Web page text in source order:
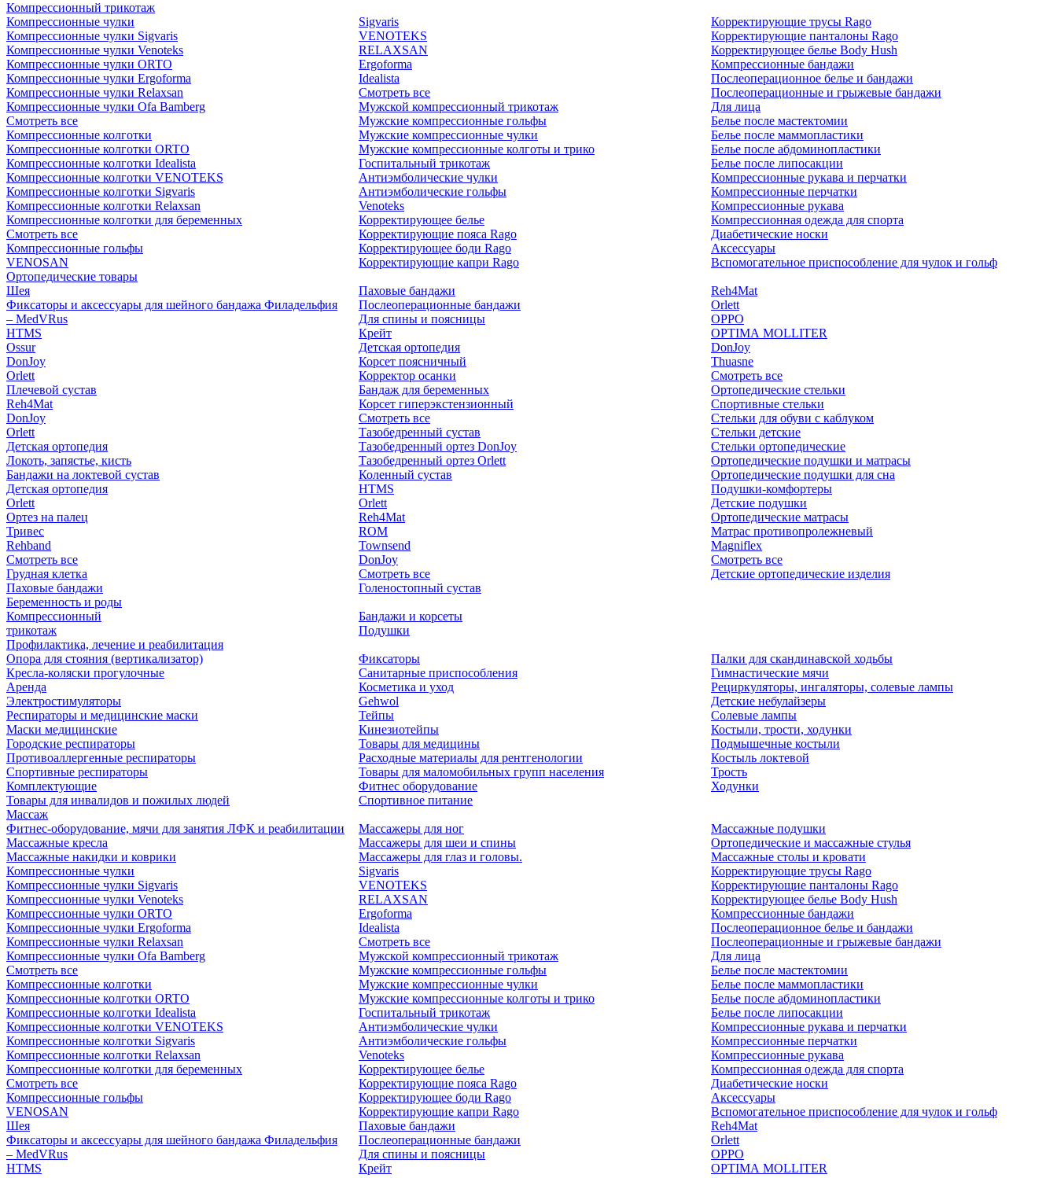
Компрессионный трикотаж
Компрессионные чулки
Компрессионные чулки Sigvaris
Компрессионные чулки Venoteks
Компрессионные чулки ORTO
Компрессионные чулки Ergoforma
Компрессионные чулки Relaxsan
Компрессионные чулки Ofa Bamberg
Смотреть все
Компрессионные колготки
Компрессионные колготки ORTO
Компрессионные колготки Idealista
Компрессионные колготки VENOTEKS
Компрессионные колготки Sigvaris
Компрессионные колготки Relaxsan
Компрессионные колготки для беременных
Смотреть все
Компрессионные гольфы
VENOSAN
Sigvaris
VENOTEKS
RELAXSAN
Ergoforma
Idealista
Смотреть все
Мужской компрессионный трикотаж
Мужские компрессионные гольфы
Мужские компрессионные чулки
Мужские компрессионные колготы и трико
Госпитальный трикотаж
Антиэмболические чулки
Антиэмболические гольфы
Venoteks
Корректирующее белье
Корректирующие пояса Rago
Корректирующее боди Rago
Корректирующие капри Rago
Корректирующие трусы Rago
Корректирующие панталоны Rago
Корректирующее белье Body Hush
Компрессионные бандажи
Послеоперационное белье и бандажи
Послеоперационные и грыжевые бандажи
Для лица
Белье после мастектомии
Белье после маммопластики
Белье после абдоминопластики
Белье после липосакции
Компрессионные рукава и перчатки
Компрессионные перчатки
Компрессионные рукава
Компрессионная одежда для спорта
Диабетические носки
Аксессуары
Вспомогательное приспособление для чулок и гольф
Ортопедические товары
Шея
Фиксаторы и аксессуары для шейного бандажа Филадельфия
– MedVRus
HTMS
Ossur
DonJoy
Orlett
Плечевой сустав
Reh4Mat
DonJoy
Orlett
Детская ортопедия
Локоть, запястье, кисть
Бандажи на локтевой сустав
Детская ортопедия
Orlett
Ортез на палец
Тривес
Rehband
Смотреть все
Грудная клетка
Паховые бандажи
Паховые бандажи
Послеоперационные бандажи
Для спины и поясницы
Крейт
Детская ортопедия
Корсет поясничный
Корректор осанки
Бандаж для беременных
Корсет гиперэкстензионный
Смотреть все
Тазобедренный сустав
Тазобедренный ортез DonJoy
Тазобедренный ортез Orlett
Коленный сустав
HTMS
Orlett
Reh4Mat
ROM
Townsend
DonJoy
Смотреть все
Голеностопный сустав
Reh4Mat
Orlett
OPPO
OPTIMA MOLLITER
DonJoy
Thuasne
Смотреть все
Ортопедические стельки
Спортивные стельки
Стельки для обуви с каблуком
Стельки детские
Стельки ортопедические
Ортопедические подушки и матрасы
Ортопедические подушки для сна
Подушки-комфортеры
Детские подушки
Ортопедические матрасы
Матрас противопролежневый
Magniflex
Смотреть все
Детские ортопедические изделия
Беременность и роды
Компрессионный
трикотаж
Бандажи и корсеты
Подушки
Профилактика, лечение и реабилитация
Опора для стояния (вертикализатор)
Кресла-коляски прогулочные
Аренда
Электростимуляторы
Респираторы и медицинские маски
Маски медицинские
Городские респираторы
Противоаллергенные респираторы
Спортивные респираторы
Комплектующие
Товары для инвалидов и пожилых людей
Фиксаторы
Санитарные приспособления
Косметика и уход
Gehwol
Тейпы
Кинезиотейпы
Товары для медицины
Расходные материалы для рентгенологии
Товары для маломобильных групп населения
Фитнес оборудование
Спортивное питание
Палки для скандинавской ходьбы
Гимнастические мячи
Рециркуляторы, ингаляторы, солевые лампы
Детские небулайзеры
Солевые лампы
Костыли, трости, ходунки
Подмышечные костыли
Костыль локтевой
Трость
Ходунки
Массаж
Фитнес-оборудование, мячи для занятия ЛФК и реабилитации
Массажные кресла
Массажные накидки и коврики
Массажеры для ног
Массажеры для шеи и спины
Массажеры для глаз и головы.
Массажные подушки
Ортопедические и массажные стулья
Массажные столы и кровати
Компрессионные чулки
Компрессионные чулки Sigvaris
Компрессионные чулки Venoteks
Компрессионные чулки ORTO
Компрессионные чулки Ergoforma
Компрессионные чулки Relaxsan
Компрессионные чулки Ofa Bamberg
Смотреть все
Компрессионные колготки
Компрессионные колготки ORTO
Компрессионные колготки Idealista
Компрессионные колготки VENOTEKS
Компрессионные колготки Sigvaris
Компрессионные колготки Relaxsan
Компрессионные колготки для беременных
Смотреть все
Компрессионные гольфы
VENOSAN
Sigvaris
VENOTEKS
RELAXSAN
Ergoforma
Idealista
Смотреть все
Мужской компрессионный трикотаж
Мужские компрессионные гольфы
Мужские компрессионные чулки
Мужские компрессионные колготы и трико
Госпитальный трикотаж
Антиэмболические чулки
Антиэмболические гольфы
Venoteks
Корректирующее белье
Корректирующие пояса Rago
Корректирующее боди Rago
Корректирующие капри Rago
Корректирующие трусы Rago
Корректирующие панталоны Rago
Корректирующее белье Body Hush
Компрессионные бандажи
Послеоперационное белье и бандажи
Послеоперационные и грыжевые бандажи
Для лица
Белье после мастектомии
Белье после маммопластики
Белье после абдоминопластики
Белье после липосакции
Компрессионные рукава и перчатки
Компрессионные перчатки
Компрессионные рукава
Компрессионная одежда для спорта
Диабетические носки
Аксессуары
Вспомогательное приспособление для чулок и гольф
Шея
Фиксаторы и аксессуары для шейного бандажа Филадельфия
– MedVRus
HTMS
Паховые бандажи
Послеоперационные бандажи
Для спины и поясницы
Крейт
Reh4Mat
Orlett
OPPO
OPTIMA MOLLITER